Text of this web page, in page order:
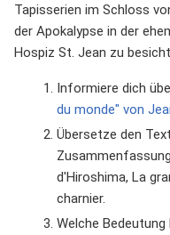
Tapisserien im Schloss
der Apokalypse in der
Hospiz St. Jean zu
Informiere dich
du monde" von
Übersetze den
d'Hiroshima, La
charnier.
Welche